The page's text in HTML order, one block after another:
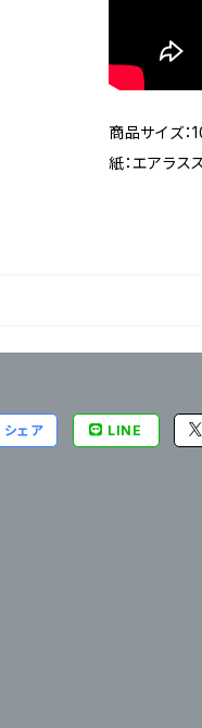
商品サイズ
紙：エアラ
シェア LINE